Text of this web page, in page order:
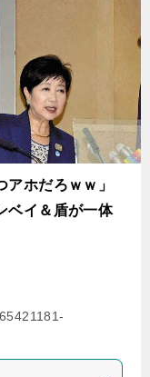
ホだろｗｗ」
ベイ＆盾が一体